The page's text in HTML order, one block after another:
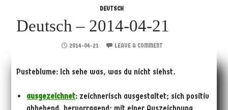
DEUTSCH
Deutsch – 2014-04-21
2014-04-21 LEAVE A COMMENT
Pusteblume: Ich sehe was, was du nicht siehst.
ausgezeichnet: zeichnerisch ausgestaltet; sich positiv